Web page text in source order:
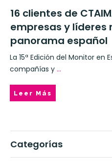
16 clientes de
empresas y líderes
panorama español
La 15ª Edición del Monitor en
compañías y ...
Leer Más
Categorías